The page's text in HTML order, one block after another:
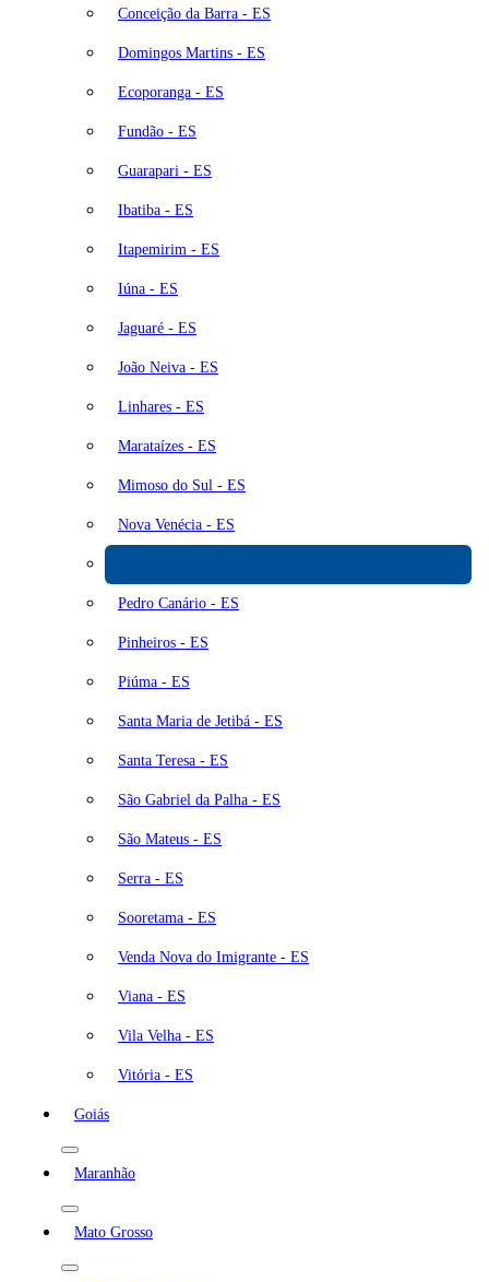
Conceição da Barra - ES
Domingos Martins - ES
Ecoporanga - ES
Fundão - ES
Guarapari - ES
Ibatiba - ES
Itapemirim - ES
Iúna - ES
Jaguaré - ES
João Neiva - ES
Linhares - ES
Marataízes - ES
Mimoso do Sul - ES
Nova Venécia - ES
Pedro Canário - ES
Pinheiros - ES
Piúma - ES
Santa Maria de Jetibá - ES
Santa Teresa - ES
São Gabriel da Palha - ES
São Mateus - ES
Serra - ES
Sooretama - ES
Venda Nova do Imigrante - ES
Viana - ES
Vila Velha - ES
Vitória - ES
Goiás
Maranhão
Mato Grosso